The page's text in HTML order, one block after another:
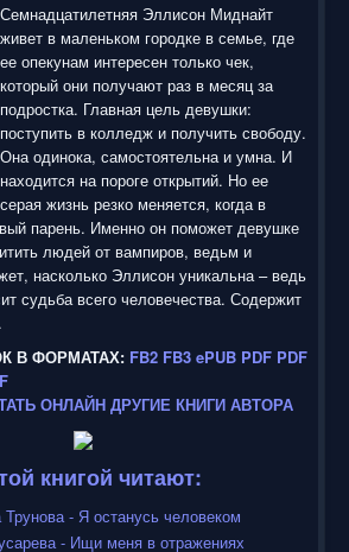
Семнадцатилетняя Эллисон Миднайт
живет в маленьком городке в семье, где
ее опекунам интересен только чек,
который они получают раз в месяц за
подростка. Главная цель девушки:
поступить в колледж и получить свободу.
Она одинока, самостоятельна и умна. И
находится на пороге открытий. Но ее
серая жизнь резко меняется, когда в
парень. Именно он поможет девушке
людей от вампиров, ведьм и
насколько Эллисон уникальна – ведь
судьба всего человечества. Содержит
В ФОРМАТАХ: FB2 FB3 ePUB PDF PDF
ОНЛАЙН ДРУГИЕ КНИГИ АВТОРА
книгой читают: